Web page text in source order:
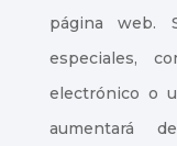
página web.
especiales,
electrónico o
aumentará